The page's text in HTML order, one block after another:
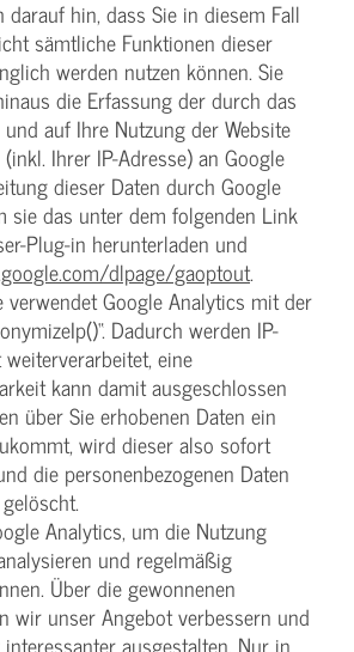
darauf hin, dass Sie in diesem Fall
sämtliche Funktionen dieser
werden nutzen können. Sie
die Erfassung der durch das
auf Ihre Nutzung der Website
Ihrer IP-Adresse) an Google
dieser Daten durch Google
sie das unter dem folgenden Link
Plug-in herunterladen und
dlpage/gaoptout.
verwendet Google Analytics mit der
Dadurch werden IP-
eine
kann damit ausgeschlossen
über Sie erhobenen Daten ein
wird dieser also sofort
die personenbezogenen Daten
Analytics, um die Nutzung
und regelmäßig
Über die gewonnenen
wir unser Angebot verbessern und